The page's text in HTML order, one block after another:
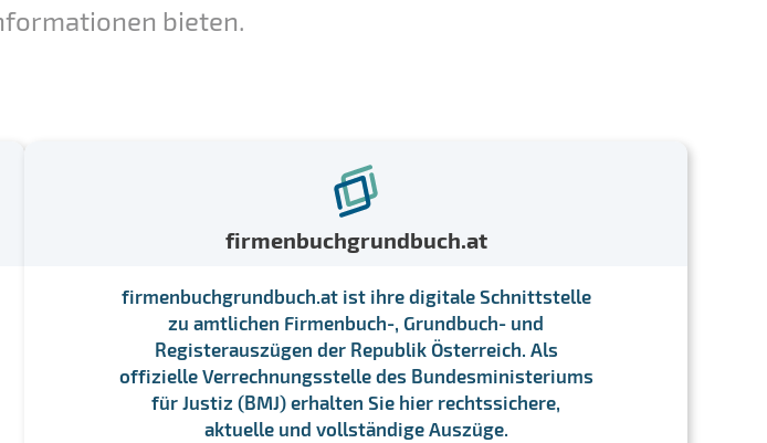
bieten.
firmenbuchgrundbuch.at
firmenbuchgrundbuch.at ist ihre digitale Schnittstelle
zu amtlichen Firmenbuch-, Grundbuch- und
Registerauszügen der Republik Österreich. Als
offizielle Verrechnungsstelle des Bundesministeriums
für Justiz (BMJ) erhalten Sie hier rechtssichere,
aktuelle und vollständige Auszüge.